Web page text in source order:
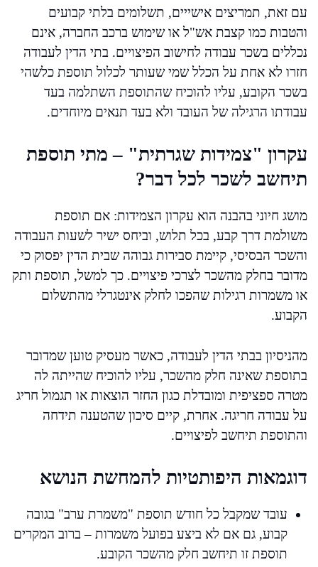
עם זאת, תמריצים אישייים, תשלומים בלתי קבועים
והטבות כמו קצבת אש"ל או שימוש ברכב החברה, אינם
נכללים בשכר עבודה לחישוב הפיצויים. בתי הדין לעבודה
חזרו לא אחת על הכלל שמי שעותר לכלול תוספת כלשהי
בשכר הקובע, עליו להוכיח שהתוספת השתלמה בעד
עבודתו הרגילה של העובד ולא בעד תנאים מיוחדים.
עקרון "צמידות שגרתית" – מתי תוספת
תיחשב לשכר לכל דבר?
מושג חיוני בהבנה הוא עקרון הצמידות: אם תוספת
משולמת דרך קבע, בכל תלוש, וביחס ישיר לשעות העבודה
והשכר הבסיסי, קיימת סבירות גבוהה שבית הדין יפסוק כי
מדובר בחלק מהשכר לצרכי פיצויים. כך למשל, תוספת ותק
או משמרות רגילות שהפכו לחלק אינטגרלי מהתשלום
הקבוע.
מהניסיון בבתי הדין לעבודה, כאשר מעסיק טוען שמדובר
בתוספת שאינה חלק מהשכר, עליו להוכיח שהייתה לה
מטרה ספציפית ומובדלת כגון החזר הוצאות או תגמול חריג
על עבודה חריגה. אחרת, קיים סיכון שהטענה תידחה
והתוספת תיחשב לפיצויים.
דוגמאות היפותטיות להמחשת הנושא
עובד שמקבל כל חודש תוספת "משמרת ערב" בגובה
קבוע, גם אם לא ביצע בפועל משמרות – ברוב המקרים
תוספת זו תיחשב חלק מהשכר הקובע.